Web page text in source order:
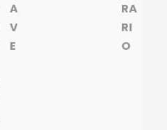
A
V
E
RA
RI
O